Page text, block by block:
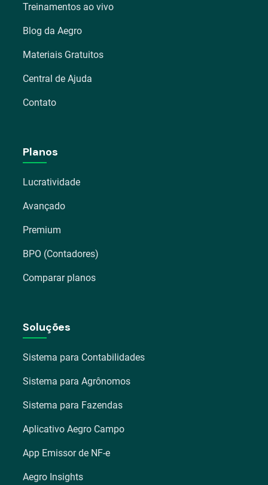
Treinamentos ao vivo
Blog da Aegro
Materiais Gratuitos
Central de Ajuda
Contato
Planos
Lucratividade
Avançado
Premium
BPO (Contadores)
Comparar planos
Soluções
Sistema para Contabilidades
Sistema para Agrônomos
Sistema para Fazendas
Aplicativo Aegro Campo
App Emissor de NF-e
Aegro Insights